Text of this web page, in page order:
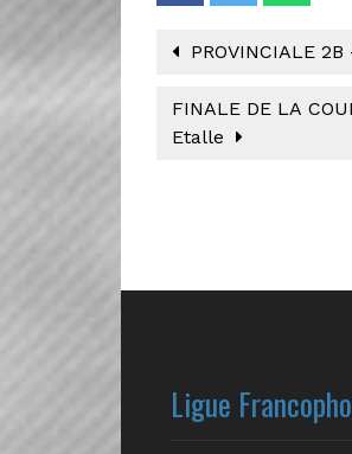
PROVINCIALE
FINALE DE LA
Etalle
Ligue